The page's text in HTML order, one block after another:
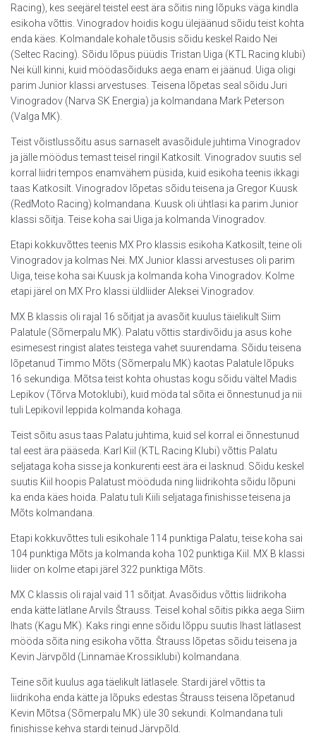
Racing), kes seejärel teistel eest ära sõitis ning lõpuks väga kindla
esikoha võttis. Vinogradov hoidis kogu ülejäänud sõidu teist kohta
enda käes. Kolmandale kohale tõusis sõidu keskel Raido Nei
(Seltec Racing). Sõidu lõpus püüdis Tristan Uiga (KTL Racing klubi)
Nei küll kinni, kuid möödasõiduks aega enam ei jäänud. Uiga oligi
parim Junior klassi arvestuses. Teisena lõpetas seal sõidu Juri
Vinogradov (Narva SK Energia) ja kolmandana Mark Peterson
(Valga MK).
Teist võistlussõitu asus sarnaselt avasõidule juhtima Vinogradov
ja jälle möödus temast teisel ringil Katkosilt. Vinogradov suutis sel
korral liidri tempos enamvähem püsida, kuid esikoha teenis ikkagi
taas Katkosilt. Vinogradov lõpetas sõidu teisena ja Gregor Kuusk
(RedMoto Racing) kolmandana. Kuusk oli ühtlasi ka parim Junior
klassi sõitja. Teise koha sai Uiga ja kolmanda Vinogradov.
Etapi kokkuvõttes teenis MX Pro klassis esikoha Katkosilt, teine oli
Vinogradov ja kolmas Nei. MX Junior klassi arvestuses oli parim
Uiga, teise koha sai Kuusk ja kolmanda koha Vinogradov. Kolme
etapi järel on MX Pro klassi üldliider Aleksei Vinogradov.
MX B klassis oli rajal 16 sõitjat ja avasõit kuulus täielikult Siim
Palatule (Sõmerpalu MK). Palatu võttis stardivõidu ja asus kohe
esimesest ringist alates teistega vahet suurendama. Sõidu teisena
lõpetanud Timmo Mõts (Sõmerpalu MK) kaotas Palatule lõpuks
16 sekundiga. Mõtsa teist kohta ohustas kogu sõidu vältel Madis
Lepikov (Tõrva Motoklubi), kuid möda tal sõita ei õnnestunud ja nii
tuli Lepikovil leppida kolmanda kohaga.
Teist sõitu asus taas Palatu juhtima, kuid sel korral ei õnnestunud
tal eest ära pääseda. Karl Kiil (KTL Racing Klubi) võttis Palatu
seljataga koha sisse ja konkurenti eest ära ei lasknud. Sõidu keskel
suutis Kiil hoopis Palatust mööduda ning liidrikohta sõidu lõpuni
ka enda käes hoida. Palatu tuli Kiili seljataga finishisse teisena ja
Mõts kolmandana.
Etapi kokkuvõttes tuli esikohale 114 punktiga Palatu, teise koha sai
104 punktiga Mõts ja kolmanda koha 102 punktiga Kiil. MX B klassi
liider on kolme etapi järel 322 punktiga Mõts.
MX C klassis oli rajal vaid 11 sõitjat. Avasõidus võttis liidrikoha
enda kätte lätlane Arvils Štrauss. Teisel kohal sõitis pikka aega Siim
Ihats (Kagu MK). Kaks ringi enne sõidu lõppu suutis Ihast lätlasest
mööda sõita ning esikoha võtta. Štrauss lõpetas sõidu teisena ja
Kevin Järvpõld (Linnamäe Krossiklubi) kolmandana.
Teine sõit kuulus aga täelikult lätlasele. Stardi järel võttis ta
liidrikoha enda kätte ja lõpuks edestas Štrauss teisena lõpetanud
Kevin Mõtsa (Sõmerpalu MK) üle 30 sekundi. Kolmandana tuli
finishisse kehva stardi teinud Järvpõld.